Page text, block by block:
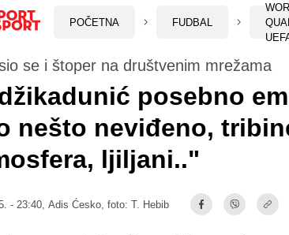
POČETNA FUDBAL
se i štoper na društvenim mrežama
posebno
nešto neviđeno,
ljiljani.."
- 23:40, Adis Ćesko , foto: T. Hebib